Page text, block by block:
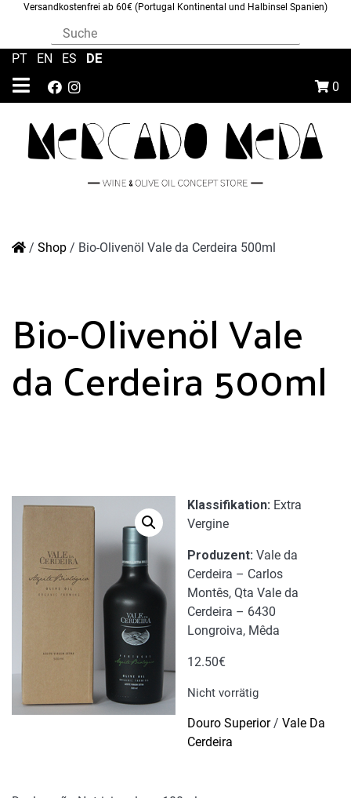
Versandkostenfrei ab 60€ (Portugal Kontinental und Halbinsel Spanien)
0
PT EN ES DE
/ Shop / Bio-Olivenöl Vale da Cerdeira 500ml
Bio-Olivenöl Vale
da Cerdeira 500ml
Klassifikation: Extra
Vergine
Produzent: Vale da
Cerdeira – Carlos
Montês, Qta Vale da
Cerdeira – 6430
Longroiva, Mêda
12.50€
Nicht vorrätig
Douro Superior/ Vale Da
Cerdeira